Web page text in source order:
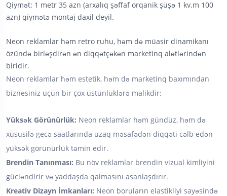
Qiymət: 1 metr 35 azn (arxalıq şəffaf orqanik şüşə 1 kv.m 100
azn) qiymətə montaj daxil deyil.
Neon reklamlar həm retro ruhu, həm də müasir dinamikanı
özündə birləşdirən ən diqqətçəkən marketinq alətlərindən
biridir.
Neon reklamlar həm estetik, həm də marketinq baxımından
biznesiniz üçün bir çox üstünlüklərə malikdir:
Yüksək Görünürlük: Neon reklamlar həm gündüz, həm də
xüsusilə gecə saatlarında uzaq məsafədən diqqəti cəlb edən
yüksək görünürlük təmin edir.
Brendin Tanınması: Bu növ reklamlar brendin vizual kimliyini
gücləndirir və yaddaşda qalmasını asanlaşdırır.
Kreativ Dizayn İmkanları: Neon boruların elastikliyi sayəsində